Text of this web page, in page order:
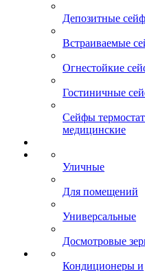
Депозитные
Встраиваемые
Огнестойкие
Гостиничные
Сейфы
медицинские
Уличные
Для помещений
Универсальные
Досмотровые
Кондиционеры и